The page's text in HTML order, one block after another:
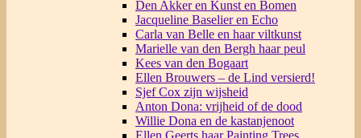
Den Akker en Kunst en Bomen
Jacqueline Baselier en Echo
Carla van Belle en haar viltkunst
Marielle van den Bergh haar peul
Kees van den Bogaart
Ellen Brouwers – de Lind versierd!
Sjef Cox zijn wijsheid
Anton Dona: vrijheid of de dood
Willie Dona en de kastanjenoot
Ellen Geerts haar Painting Trees